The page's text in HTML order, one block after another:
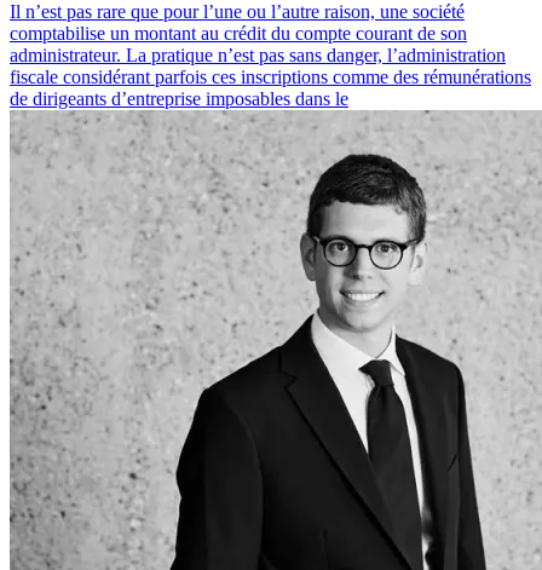
Il n’est pas rare que pour l’une ou l’autre raison, une société
comptabilise un montant au crédit du compte courant de son
administrateur. La pratique n’est pas sans danger, l’administration
fiscale considérant parfois ces inscriptions comme des rémunérations
de dirigeants d’entreprise imposables dans le